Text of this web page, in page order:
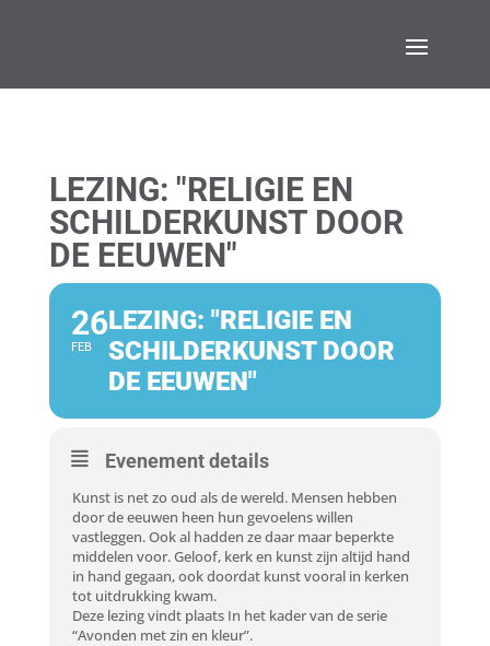
LEZING: "RELIGIE EN
SCHILDERKUNST DOOR
DE EEUWEN"
26
FEB
LEZING: "RELIGIE EN
SCHILDERKUNST DOOR
DE EEUWEN"
Evenement details
Kunst is net zo oud als de wereld. Mensen hebben
door de eeuwen heen hun gevoelens willen
vastleggen. Ook al hadden ze daar maar beperkte
middelen voor. Geloof, kerk en kunst zijn altijd hand
in hand gegaan, ook doordat kunst vooral in kerken
tot uitdrukking kwam.
Deze lezing vindt plaats In het kader van de serie
“Avonden met zin en kleur”.